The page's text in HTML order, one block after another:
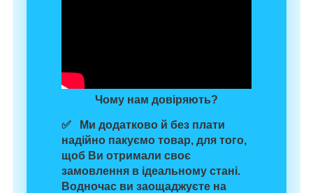
Чому нам довіряють?
✅ Ми додатково й без плати
надійно пакуємо товар, для того,
щоб Ви отримали своє
замовлення в ідеальному стані.
Водночас ви заощаджуєте на